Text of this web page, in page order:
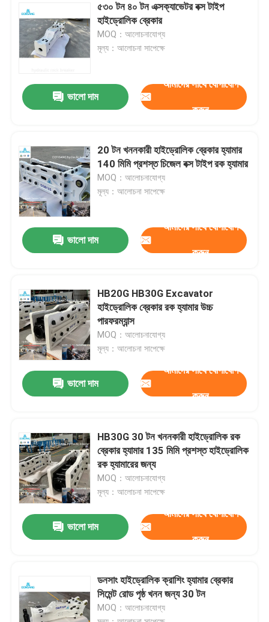
পণ্য
VR প্রদর্শন
আমাদের সম্পর্কে
মান নিয়ন্ত্রণ
যোগাযোগ করুন
উদ্ধৃতির জন্য আবেদন
হাইড্রোলিক রক ব্রেকার
খননকারী হাইড্রোলিক ব্রেকার
৫৩০ টন ৪০ টন এক্সক্যাভেটর বক্স টাইপ
হাইড্রোলিক ব্রেকার
MOQ：আলোচনাযোগ্য
মূল্য：আলোচনা সাপেক্ষে
ভালো দাম
আমাদের সাথে যোগাযোগ
করুন
20 টন খননকারী হাইড্রোলিক ব্রেকার হ্যামার
140 মিমি প্রশস্ত চিজেল বক্স টাইপ রক হ্যামার
MOQ：আলোচনাযোগ্য
মূল্য：আলোচনা সাপেক্ষে
ভালো দাম
আমাদের সাথে যোগাযোগ
করুন
HB20G HB30G Excavator
হাইড্রোলিক ব্রেকার রক হ্যামার উচ্চ
পারফরম্যান্স
MOQ：আলোচনাযোগ্য
মূল্য：আলোচনা সাপেক্ষে
ভালো দাম
আমাদের সাথে যোগাযোগ
করুন
HB30G 30 টন খননকারী হাইড্রোলিক রক
ব্রেকার হ্যামার 135 মিমি প্রশস্ত হাইড্রোলিক
রক হ্যামারের জন্য
MOQ：আলোচনাযোগ্য
মূল্য：আলোচনা সাপেক্ষে
ভালো দাম
আমাদের সাথে যোগাযোগ
করুন
ডনসাং হাইড্রোলিক ক্রাশিং হ্যামার ব্রেকার
সিমেন্ট রোড পৃষ্ঠ খনন জন্য 30 টন
MOQ：আলোচনাযোগ্য